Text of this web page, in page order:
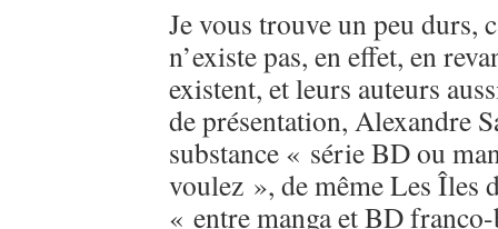
Je vous trouve un peu durs,
n’existe pas, en effet, en
existent, et leurs auteurs
de présentation, Alexandre
substance « série BD ou
voulez », de même Les Îles
« entre manga et BD